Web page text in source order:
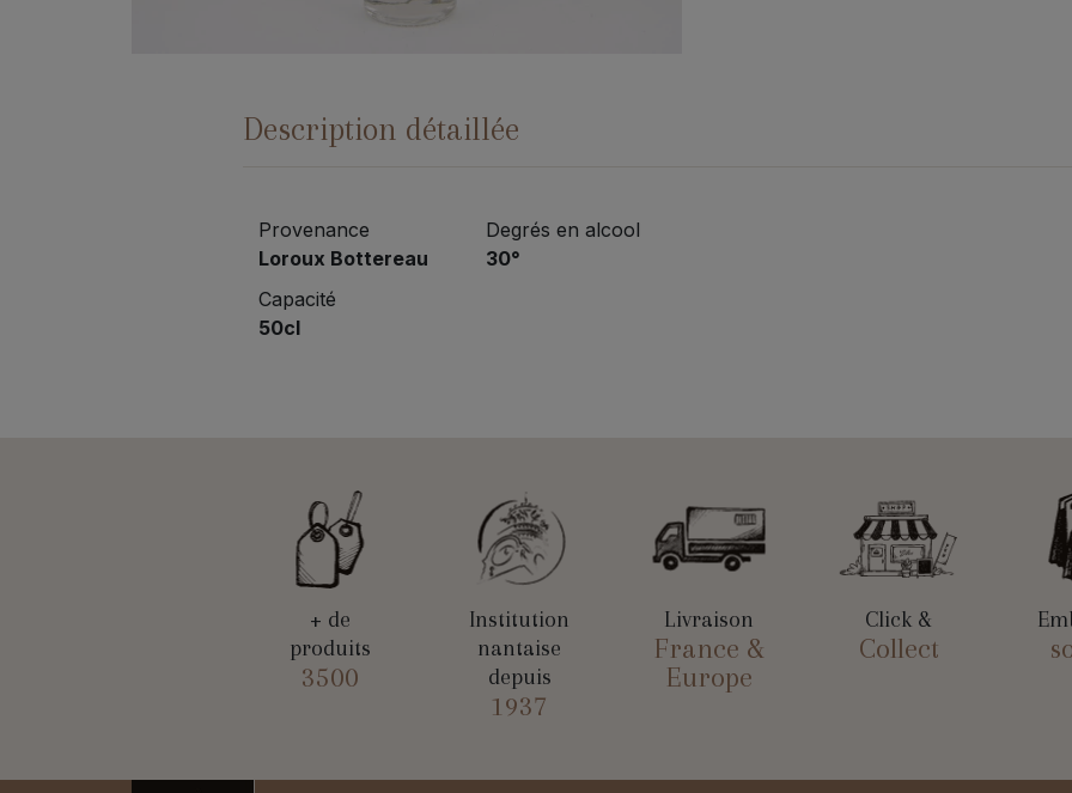
Description détaillée
Provenance
Loroux Bottereau
Capacité
50cl
Degrés en alcool
30°
+ de
produits
3500
Institution
nantaise
depuis
1937
Livraison
France &
Europe
Click &
Collect